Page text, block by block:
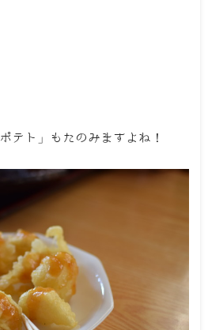
テト」もたのみますよね！